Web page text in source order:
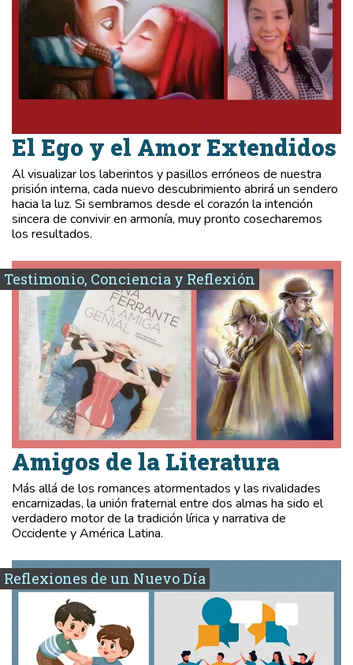
El Ego y el Amor Extendidos
Al visualizar los laberintos y pasillos erróneos de nuestra
prisión interna, cada nuevo descubrimiento abrirá un sendero
hacia la luz. Si sembramos desde el corazón la intención
sincera de convivir en armonía, muy pronto cosecharemos
los resultados.
Testimonio, Conciencia y Reflexión
Amigos de la Literatura
Más allá de los romances atormentados y las rivalidades
encarnizadas, la unión fraternal entre dos almas ha sido el
verdadero motor de la tradición lírica y narrativa de
Occidente y América Latina.
Reflexiones de un Nuevo Día